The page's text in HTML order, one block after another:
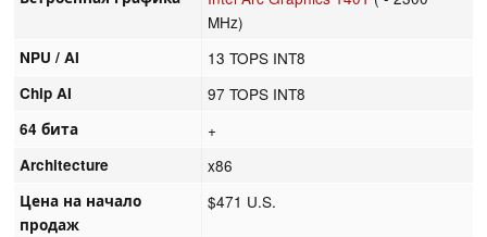
MHz)
NPU / AI 13 TOPS INT8
Chip AI 97 TOPS INT8
64 бита +
Architecture x86
Цена на начало
продаж
$471 U.S.